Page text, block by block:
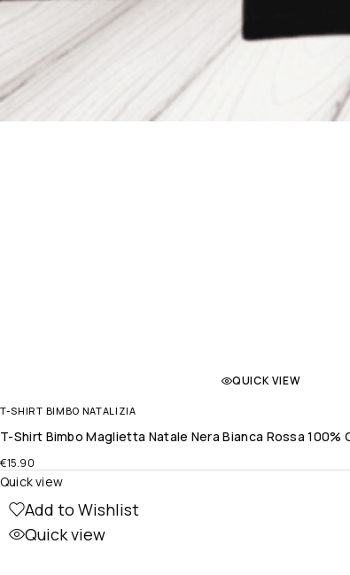
QUICK VIEW
T-SHIRT BIMBO NATALIZIA
T-Shirt Bimbo Maglietta Natale Nera Bianca Rossa
€15.90
Add to Wishlist
Quick view
Quick view